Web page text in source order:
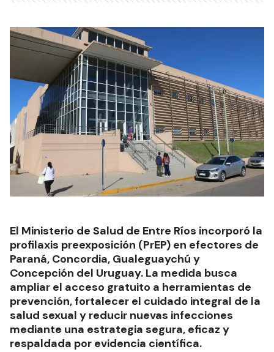
El Ministerio de Salud de Entre Ríos incorporó la
profilaxis preexposición (PrEP) en efectores de
Paraná, Concordia, Gualeguaychú y
Concepción del Uruguay. La medida busca
ampliar el acceso gratuito a herramientas de
prevención, fortalecer el cuidado integral de la
salud sexual y reducir nuevas infecciones
mediante una estrategia segura, eficaz y
respaldada por evidencia científica.